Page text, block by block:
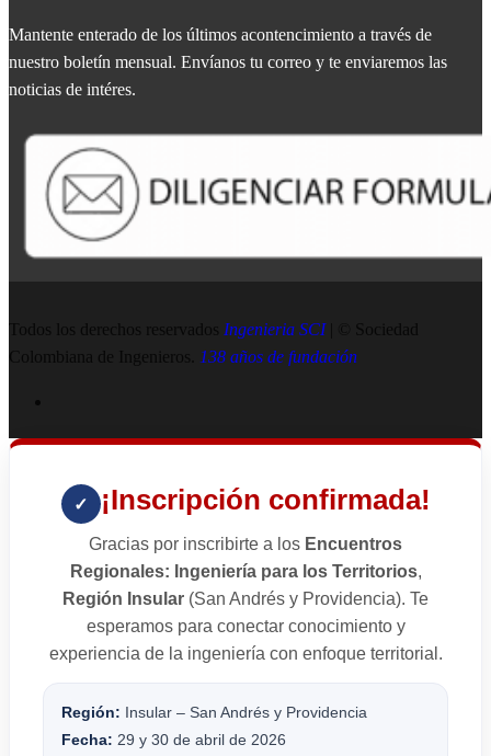
Mantente enterado de los últimos acontencimiento a través de
nuestro boletín mensual. Envíanos tu correo y te enviaremos las
noticias de intéres.
Todos los derechos reservados Ingenieria SCI
| © Sociedad
Colombiana de Ingenieros.
138 años de fundación
✓ ¡Inscripción confirmada!
Gracias por inscribirte a los Encuentros
Regionales: Ingeniería para los Territorios,
Región Insular (San Andrés y Providencia). Te
esperamos para conectar conocimiento y
experiencia de la ingeniería con enfoque territorial.
Región: Insular – San Andrés y Providencia
Fecha: 29 y 30 de abril de 2026